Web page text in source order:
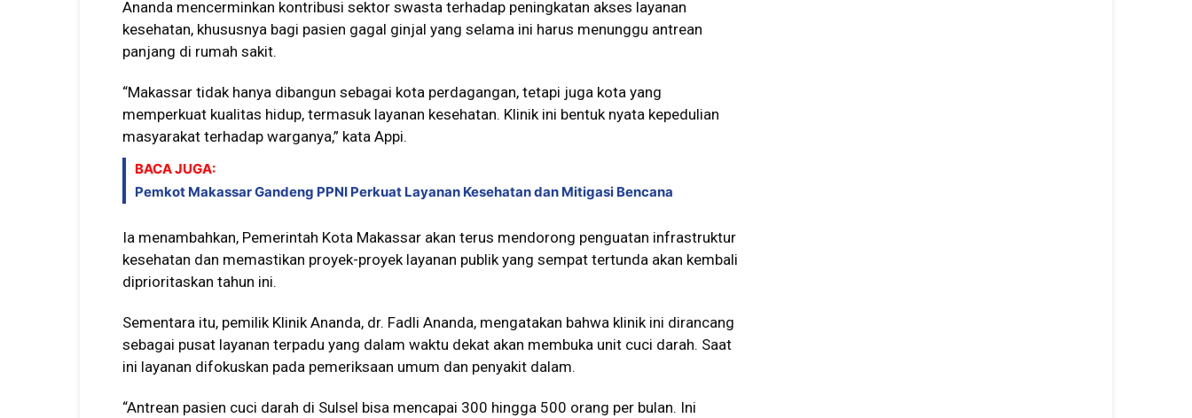
Ananda mencerminkan kontribusi sektor swasta terhadap peningkatan akses layanan
kesehatan, khususnya bagi pasien gagal ginjal yang selama ini harus menunggu antrean
panjang di rumah sakit.
“Makassar tidak hanya dibangun sebagai kota perdagangan, tetapi juga kota yang
memperkuat kualitas hidup, termasuk layanan kesehatan. Klinik ini bentuk nyata kepedulian
masyarakat terhadap warganya,” kata Appi.
BACA JUGA:
Pemkot Makassar Gandeng PPNI Perkuat Layanan Kesehatan dan Mitigasi Bencana
Ia menambahkan, Pemerintah Kota Makassar akan terus mendorong penguatan infrastruktur
kesehatan dan memastikan proyek-proyek layanan publik yang sempat tertunda akan kembali
diprioritaskan tahun ini.
Sementara itu, pemilik Klinik Ananda, dr. Fadli Ananda, mengatakan bahwa klinik ini dirancang
sebagai pusat layanan terpadu yang dalam waktu dekat akan membuka unit cuci darah. Saat
ini layanan difokuskan pada pemeriksaan umum dan penyakit dalam.
“Antrean pasien cuci darah di Sulsel bisa mencapai 300 hingga 500 orang per bulan. Ini